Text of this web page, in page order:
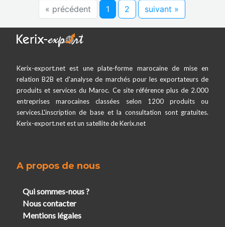
« précédent 1 2 suivant »
Kerix-export.net est une plate-forme marocaine de mise en
relation B2B et d'analyse de marchés pour les exportateurs de
produits et services du Maroc. Ce site référence plus de 2.000
entreprises marocaines classées selon 1200 produits ou
services.L'inscription de base et la consultation sont gratuites.
Kerix-export.net est un satellite de Kerix.net
A propos de nous
Qui sommes-nous ?
Nous contacter
Mentions légales